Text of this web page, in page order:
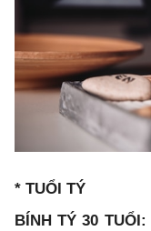
* TUỔI TÝ
BÍNH TÝ 30 TUỔI: